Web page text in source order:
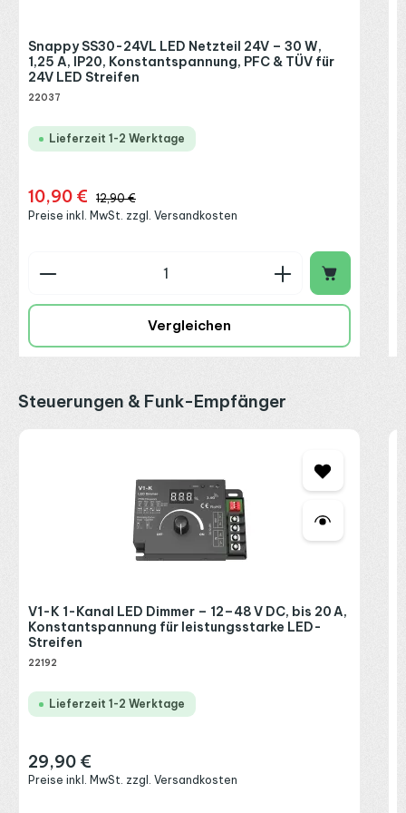
Snappy SS30-24VL LED Netzteil 24V – 30 W,
1,25 A, IP20, Konstantspannung, PFC & TÜV für
24V LED Streifen
22037
Lieferzeit 1-2 Werktage
Verkaufspreis:
10,90 € Regulärer Preis:
12,90 €
Preise inkl. MwSt. zzgl. Versandkosten
Produkt Anzahl: Gib den gewünschten Wert
Vergleichen
Produktgalerie überspringen
Steuerungen & Funk-Empfänger
V1-K 1-Kanal LED Dimmer – 12–48 V DC, bis 20 A,
Konstantspannung für leistungsstarke LED-
Streifen
22192
Lieferzeit 1-2 Werktage
Regulärer Preis:
29,90 €
Preise inkl. MwSt. zzgl. Versandkosten